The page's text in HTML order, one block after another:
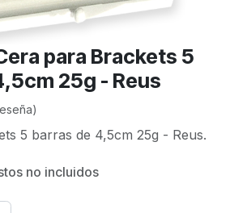
para Brackets 5
25g - Reus
5 barras de 4,5cm 25g - Reus.
no incluidos